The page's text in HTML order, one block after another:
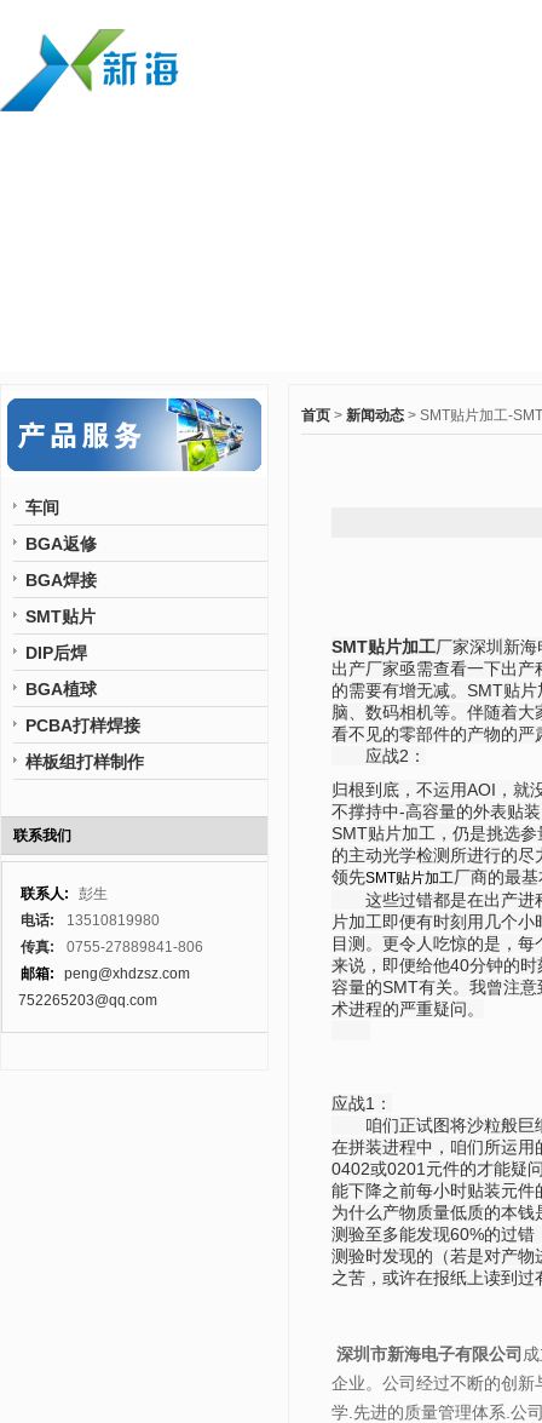
首页 > 新闻动态 > SMT贴片加工-
SMT贴片加工厂家深圳新
出产厂家亟需查看一下出
的需要有增无减。SMT贴
脑、数码相机等。伴随着
看不见的零部件的产物的
应战2：
归根到底，不运用AOI，就
不撑持中-高容量的外表贴
SMT贴片加工，仍是挑选
的主动光学检测所进行的
领先SMT贴片加工厂商的最
这些过错都是在出产进程
片加工即便有时刻用几个
目测。更令人吃惊的是，
来说，即便给他40分钟的
容量的SMT有关。我曾注
术进程的严重疑问。
应战1：
咱们正试图将沙粒般巨细
在拼装进程中，咱们所运
0402或0201元件的才能疑
能下降之前每小时贴装元
为什么产物质量低质的本
测验至多能发现60%的过
测验时发现的（若是对产
之苦，或许在报纸上读到
深圳市新海电子有限公司
企业。公司经过不断的创
学.先进的质量管理体系.公
车间
BGA返修
BGA焊接
SMT贴片
DIP后焊
BGA植球
PCBA打样焊接
样板组打样制作
联系我们
联系人:
彭生
电话:
13510819980
传真:
0755-27889841-806
邮箱:
peng@xhdzsz.com
752265203@qq.com